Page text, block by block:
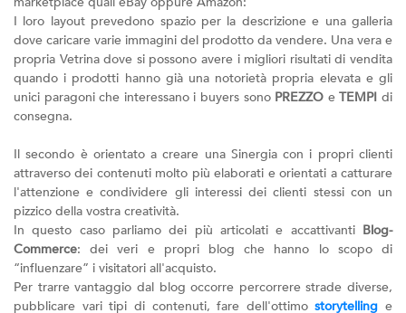
I loro layout prevedono spazio per la descrizione e una galleria
dove caricare varie immagini del prodotto da vendere. Una vera e
propria Vetrina dove si possono avere i migliori risultati di vendita
quando i prodotti hanno già una notorietà propria elevata e gli
unici paragoni che interessano i buyers sono PREZZO eTEMPI di
consegna.
Il secondo è orientato a creare una Sinergia con i propri clienti
attraverso dei contenuti molto più elaborati e orientati a catturare
l'attenzione e condividere gli interessi dei clienti stessi con un
pizzico della vostra creatività.
In questo caso parliamo dei più articolati e accattivanti Blog-
Commerce: dei veri e propri blog che hanno lo scopo di
“influenzare” i visitatori all'acquisto.
Per trarre vantaggio dal blog occorre percorrere strade diverse,
pubblicare vari tipi di contenuti, fare dell'ottimostorytelling e